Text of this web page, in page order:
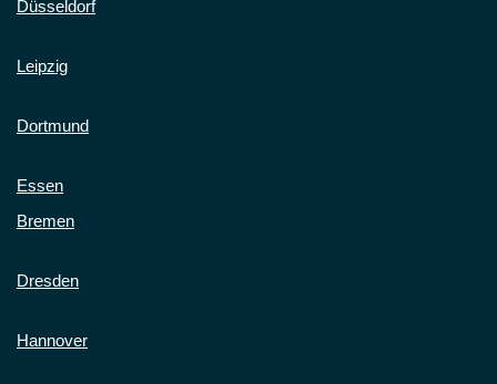
Düsseldorf
Leipzig
Dortmund
Essen
Bremen
Dresden
Hannover